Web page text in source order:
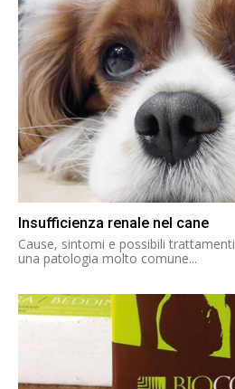
Insufficienza renale nel cane
Cause, sintomi e possibili trattamenti L’insufficienza renale è
una patologia molto comune...